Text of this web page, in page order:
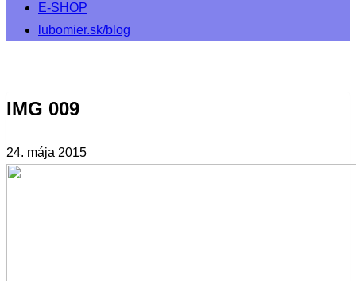
E-SHOP
lubomier.sk/blog
IMG 009
24. mája 2015